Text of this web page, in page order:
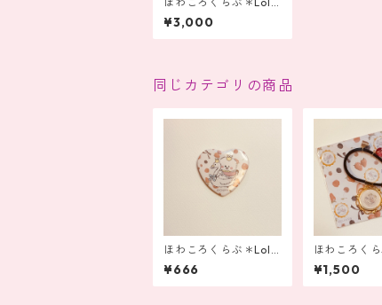
15thアニバーサリー ゴ
ージャスなバッグチャ
¥3,000
同じカテゴリの商品
ほわころくらぶ＊Lolii
15thアニバーサリー 缶
バッジ
¥666
ほわころく
15thアニバー
ージャスなヘ
¥1,500